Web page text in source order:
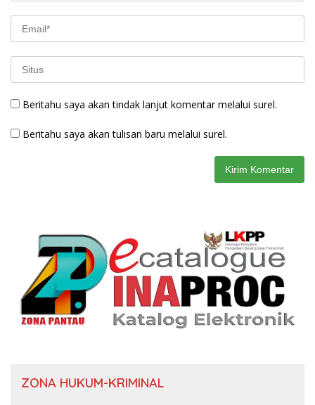
Beritahu saya akan tindak lanjut komentar melalui surel.
Beritahu saya akan tulisan baru melalui surel.
ZONA HUKUM-KRIMINAL